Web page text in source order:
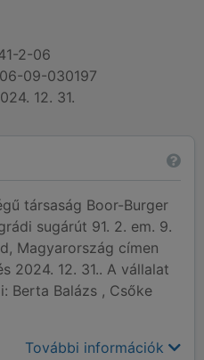
2-06
06-09-030197
12. 31.
társaság Boor-Burger
sugárút 91. 2. em. 9.
Magyarország címen
2024. 12. 31.. A vállalat
Berta Balázs , Csőke
További információk